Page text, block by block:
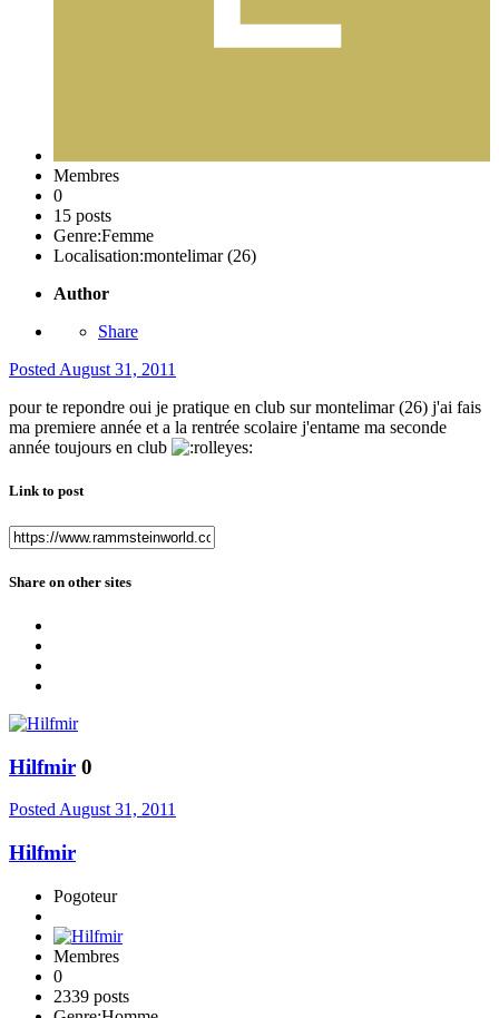
Membres
0
15 posts
Genre:Femme
Localisation:montelimar (26)
Author
Share
Posted August 31, 2011
pour te repondre oui je pratique en club sur montelimar (26) j'ai fais
ma premiere année et a la rentrée scolaire j'entame ma seconde
année toujours en club
Link to post
Share on other sites
Hilfmir 0
Posted August 31, 2011
Hilfmir
Pogoteur
Membres
0
2339 posts